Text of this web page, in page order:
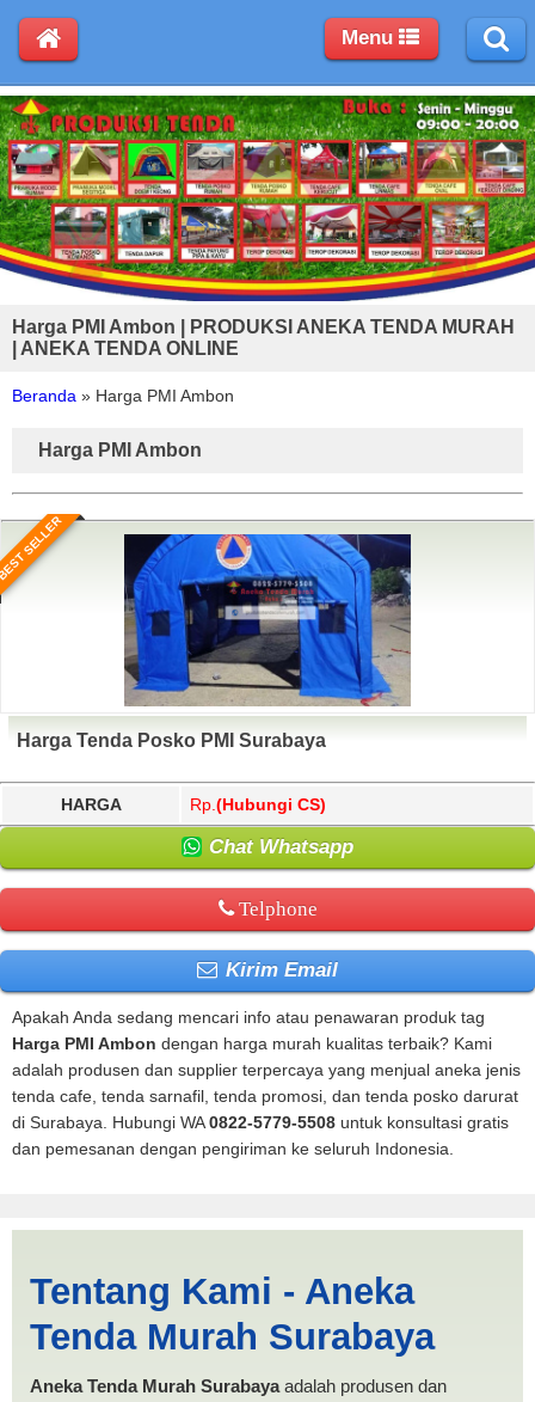
Harga PMI Ambon | PRODUKSI ANEKA TENDA MURAH
| ANEKA TENDA ONLINE
Beranda » Harga PMI Ambon
Harga PMI Ambon
SELLER
Harga Tenda Posko PMI Surabaya
HARGA Rp. (Hubungi CS)
Chat Whatsapp
Telphone
Kirim Email
Apakah Anda sedang mencari info atau penawaran produk tag
Harga PMI Ambon dengan harga murah kualitas terbaik? Kami
adalah produsen dan supplier terpercaya yang menjual aneka jenis
tenda cafe, tenda sarnafil, tenda promosi, dan tenda posko darurat
di Surabaya. Hubungi WA0822-5779-5508 untuk konsultasi gratis
dan pemesanan dengan pengiriman ke seluruh Indonesia.
PRODUKSI ANEKA TENDA
MURAH
Tentang Kami - Aneka
Tenda Murah Surabaya
Aneka Tenda Murah Surabayaadalah produsen dan
Menu